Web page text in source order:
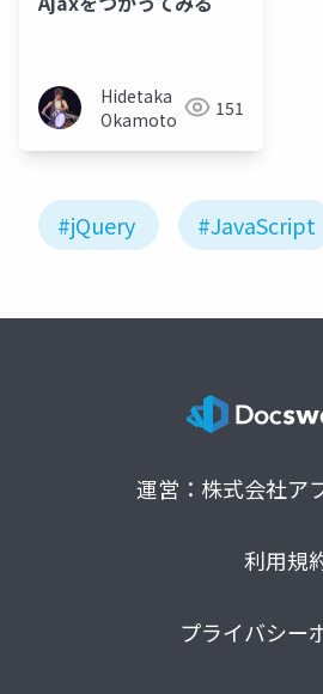
Hidetaka
Okamoto
151
#jQuery #JavaScript
運営：株式会社ア
利用規
プライバシー